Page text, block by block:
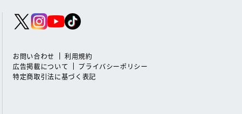
お問い合わせ
利用規約
広告掲載について
プライバシーポリシー
特定商取引法に基づく表記